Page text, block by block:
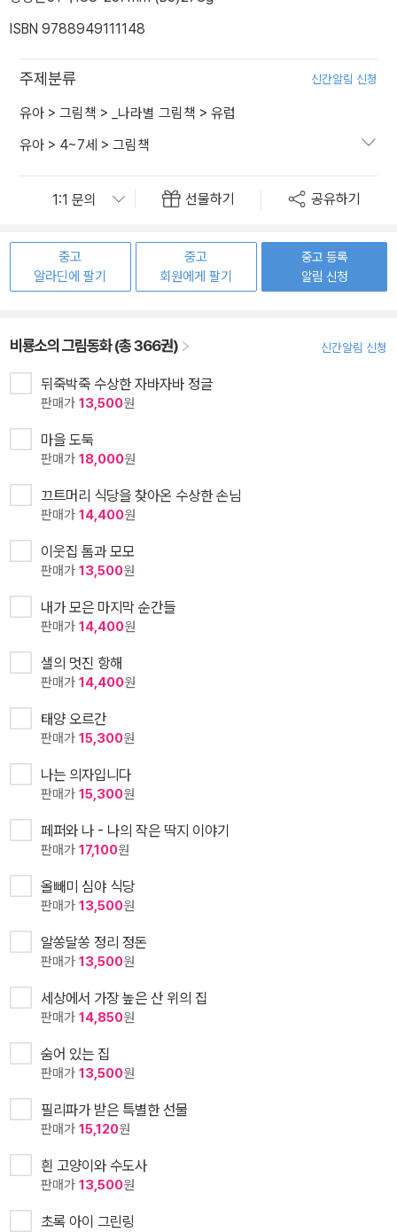
ISBN 9788949111148
주제분류 신간알림 신청
유아 > 그림책 > _나라별 그림책 > 유럽
유아 > 4~7세 > 그림책
선물하기 공유하기
중고
알라딘에 팔기
중고
회원에게 팔기
중고 등록
알림 신청
비룡소의 그림동화 (총 366권) 신간알림 신청
뒤죽박죽 수상한 자바자바 정글
판매가 13,500원
마을 도둑
판매가 18,000원
끄트머리 식당을 찾아온 수상한 손님
판매가 14,400원
이웃집 톰과 모모
판매가 13,500원
내가 모은 마지막 순간들
판매가 14,400원
샐의 멋진 항해
판매가 14,400원
태양 오르간
판매가 15,300원
나는 의자입니다
판매가 15,300원
페퍼와 나 - 나의 작은 딱지 이야기
판매가 17,100원
올빼미 심야 식당
판매가 13,500원
알쏭달쏭 정리 정돈
판매가 13,500원
세상에서 가장 높은 산 위의 집
판매가 14,850원
숨어 있는 집
판매가 13,500원
필리파가 받은 특별한 선물
판매가 15,120원
흰 고양이와 수도사
판매가 13,500원
초록 아이 그린링